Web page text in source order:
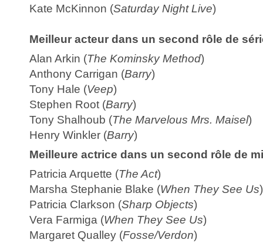
Kate McKinnon (Saturday Night Live)
Meilleur acteur dans un second rôle de
Alan Arkin (The Kominsky Method)
Anthony Carrigan (Barry)
Tony Hale (Veep)
Stephen Root (Barry)
Tony Shalhoub (The Marvelous Mrs. Maisel)
Henry Winkler (Barry)
Meilleure actrice dans un second rôle de
Patricia Arquette (The Act)
Marsha Stephanie Blake (When They See Us)
Patricia Clarkson (Sharp Objects)
Vera Farmiga (When They See Us)
Margaret Qualley (Fosse/Verdon)